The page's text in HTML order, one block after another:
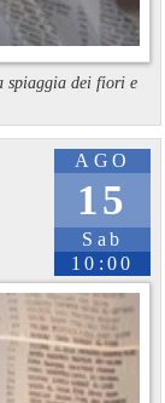
spiaggia dei fiori e
AGO
15
Sab
10:00